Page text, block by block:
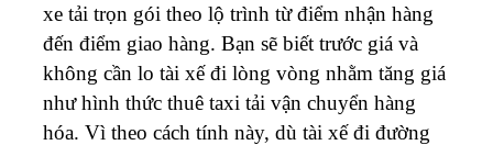
xe tải trọn gói theo lộ trình từ điểm nhận hàng
đến điểm giao hàng. Bạn sẽ biết trước giá và
không cần lo tài xế đi lòng vòng nhằm tăng giá
như hình thức thuê taxi tải vận chuyển hàng
hóa. Vì theo cách tính này, dù tài xế đi đường